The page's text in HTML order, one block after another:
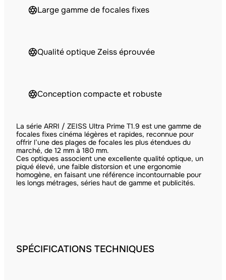
Large gamme de focales fixes
Qualité optique Zeiss éprouvée
Conception compacte et robuste
La série ARRI / ZEISS Ultra Prime T1.9 est une gamme de
focales fixes cinéma légères et rapides, reconnue pour
offrir l’une des plages de focales les plus étendues du
marché, de 12 mm à 180 mm.
Ces optiques associent une excellente qualité optique, un
piqué élevé, une faible distorsion et une ergonomie
homogène, en faisant une référence incontournable pour
les longs métrages, séries haut de gamme et publicités.
SPÉCIFICATIONS TECHNIQUES